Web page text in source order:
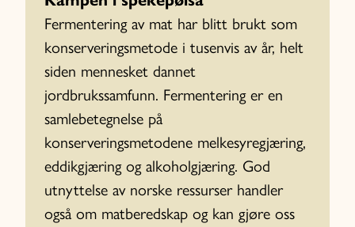
Fermentering av mat har blitt brukt som
konserveringsmetode i tusenvis av år, helt
siden mennesket dannet
jordbrukssamfunn. Fermentering er en
samlebetegnelse på
konserveringsmetodene melkesyregjæring,
eddikgjæring og alkoholgjæring. God
utnyttelse av norske ressurser handler
også om matberedskap og kan gjøre oss